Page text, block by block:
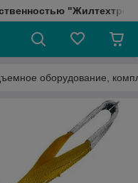
оборудование,